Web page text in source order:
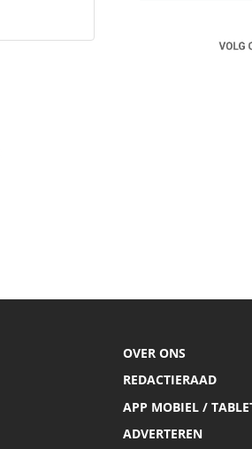
OVER ONS
REDACTIERAAD
APP MOBIEL /
ADVERTEREN